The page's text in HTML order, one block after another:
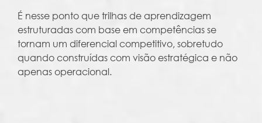
É nesse ponto que trilhas de aprendizagem
estruturadas com base em competências se
tornam um diferencial competitivo, sobretudo
quando construídas com visão estratégica e não
apenas operacional.